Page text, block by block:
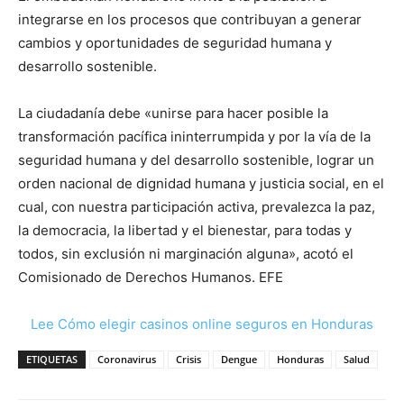
integrarse en los procesos que contribuyan a generar
cambios y oportunidades de seguridad humana y
desarrollo sostenible.
La ciudadanía debe «unirse para hacer posible la
transformación pacífica ininterrumpida y por la vía de la
seguridad humana y del desarrollo sostenible, lograr un
orden nacional de dignidad humana y justicia social, en el
cual, con nuestra participación activa, prevalezca la paz,
la democracia, la libertad y el bienestar, para todas y
todos, sin exclusión ni marginación alguna», acotó el
Comisionado de Derechos Humanos. EFE
Lee Cómo elegir casinos online seguros en Honduras
ETIQUETAS Coronavirus Crisis Dengue Honduras Salud